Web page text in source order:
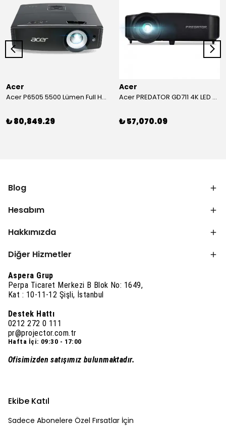
Acer
Acer P6505 5500 Lümen Full HD Toplantı Odası Projeksiyonu
₺ 80,849.29
Acer
Acer PREDATOR GD711 4K LED Projeksiyon
₺ 57,070.09
Blog
Hesabım
Hakkımızda
Diğer Hizmetler
Aspera Grup
Perpa Ticaret Merkezi B Blok No: 1649,
Kat : 10-11-12 Şişli, İstanbul
Destek Hattı
0212 272 0 111
pr@projector.com.tr
Hafta İçi: 09:30 - 17:00
Ofisimizden satışımız bulunmaktadır.
Ekibe Katıl
Sadece Abonelere Özel Fırsatlar İçin